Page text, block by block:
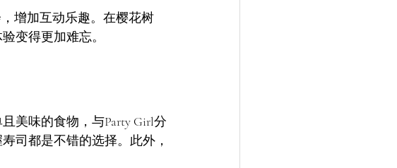
增加互动乐趣。在樱花树
变得更加难忘。
美味的食物，与Party Girl分
司都是不错的选择。此外，